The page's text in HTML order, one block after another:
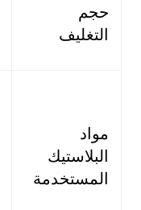
حجم
التغليف
مواد
البلاستيك
المستخدمة